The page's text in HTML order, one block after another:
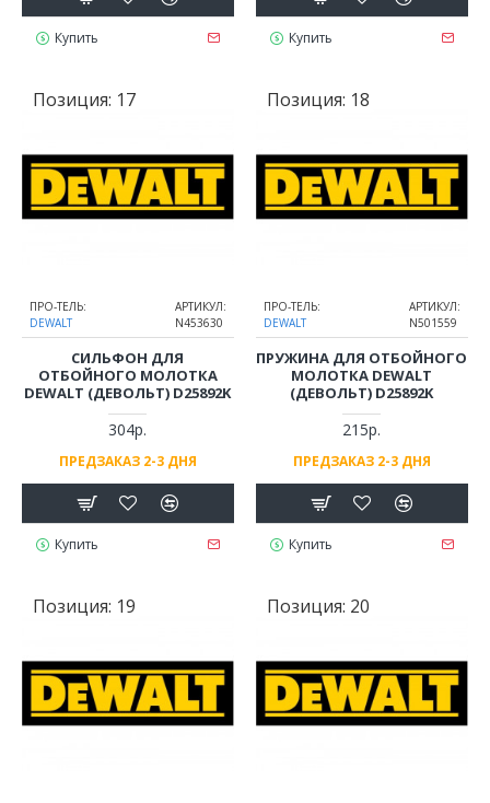
Купить Купить
Позиция: 17
ПРО-ТЕЛЬ:
DEWALT
АРТИКУЛ:
N453630
СИЛЬФОН ДЛЯ
ОТБОЙНОГО МОЛОТКА
DEWALT (ДЕВОЛЬТ) D25892K
304р.
ПРЕДЗАКАЗ 2-3 ДНЯ
Купить
Позиция: 18
ПРО-ТЕЛЬ:
DEWALT
АРТИКУЛ:
N501559
ПРУЖИНА ДЛЯ ОТБОЙНОГО
МОЛОТКА DEWALT
(ДЕВОЛЬТ) D25892K
215р.
ПРЕДЗАКАЗ 2-3 ДНЯ
Купить
Позиция: 19 Позиция: 20